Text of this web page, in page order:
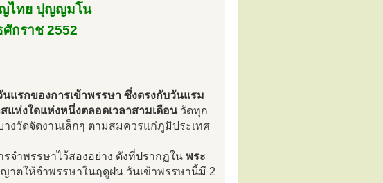
ญไทย ปุญญมโน
กราช 2552
แรกของการเข้าพรรษา ซึ่งตรงกับวันแรม
ห่งใดแห่งหนึ่งตลอดเวลาสามเดือนวัดทุก
วัดจัดงานเล็กๆ ตามสมควรแก่ภูมิประเทศ
จำพรรษาไว้สองอย่าง ดังที่ปรากฏใน พระ
าตให้จำพรรษาในฤดูฝน วันเข้าพรรษานี้มี 2